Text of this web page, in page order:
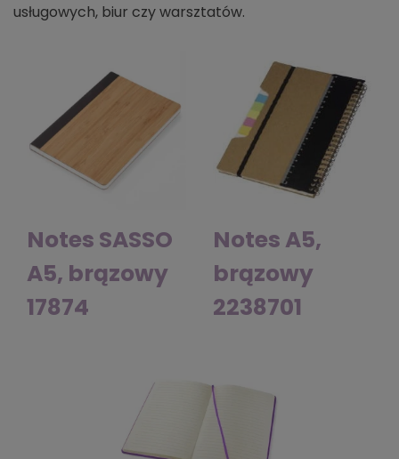
usługowych, biur czy warsztatów.
Notes SASSO
A5, brązowy
17874
Notes A5,
brązowy
2238701